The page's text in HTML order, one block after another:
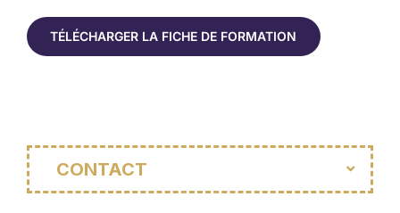
TÉLÉCHARGER LA FICHE DE FORMATION
CONTACT